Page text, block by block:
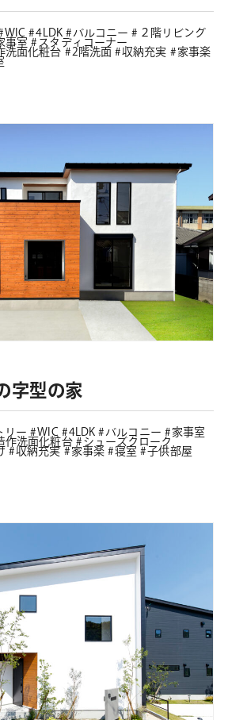
WIC 4LDK バルコニー
２階リビング
事室
スタディコーナー
洗面化粧台 2階洗面 収納充実
家事楽
字型の家
リー WIC 4LDK バルコニー
家事室
作洗面化粧台
シューズクローク
収納充実 家事楽 寝室
子供部屋